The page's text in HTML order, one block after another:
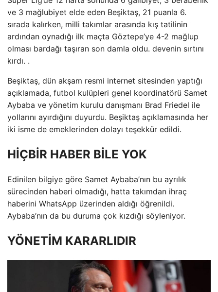
ve 3 mağlubiyet elde eden Beşiktaş, 21 puanla 6.
sırada kalırken, milli takımlar arasında kış tatilinin
ardından oynadığı ilk maçta Göztepe’ye 4-2 mağlup
olması bardağı taşıran son damla oldu. devenin sırtını
kırdı. .
Beşiktaş, dün akşam resmi internet sitesinden yaptığı
açıklamada, futbol kulüpleri genel koordinatörü Samet
Aybaba ve yönetim kurulu danışmanı Brad Friedel ile
yollarını ayırdığını duyurdu. Beşiktaş açıklamasında her
iki isme de emeklerinden dolayı teşekkür edildi.
HİÇBİR HABER BİLE YOK
Edinilen bilgiye göre Samet Aybaba’nın bu ayrılık
sürecinden haberi olmadığı, hatta takımdan ihraç
haberini WhatsApp üzerinden aldığı öğrenildi.
Aybaba’nın da bu duruma çok kızdığı söyleniyor.
YÖNETİM KARARLIDIR